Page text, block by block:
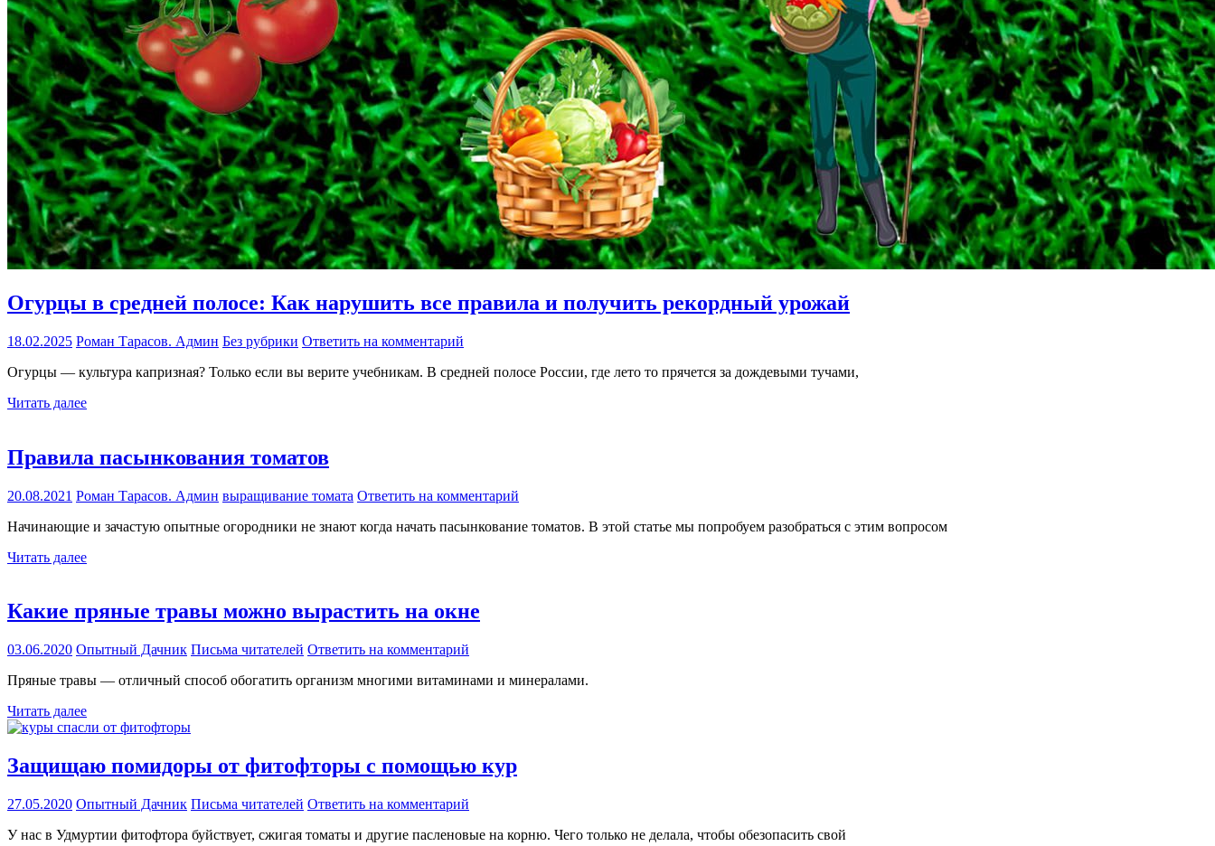
Огурцы в средней полосе: Как нарушить все правила и получить рекордный урожай
18.02.2025 Роман Тарасов. Админ Без рубрики Ответить на комментарий
Огурцы — культура капризная? Только если вы верите учебникам. В средней полосе России, где лето то прячется за дождевыми тучами,
Читать далее
Правила пасынкования томатов
20.08.2021 Роман Тарасов. Админ выращивание томата Ответить на комментарий
Начинающие и зачастую опытные огородники не знают когда начать пасынкование томатов. В этой статье мы попробуем разобраться с этим вопросом
Читать далее
Какие пряные травы можно вырастить на окне
03.06.2020 Опытный Дачник Письма читателей Ответить на комментарий
Пряные травы — отличный способ обогатить организм многими витаминами и минералами.
Читать далее
Защищаю помидоры от фитофторы с помощью кур
27.05.2020 Опытный Дачник Письма читателей Ответить на комментарий
У нас в Удмуртии фитофтора буйствует, сжигая томаты и другие пасленовые на корню. Чего только не делала, чтобы обезопасить свой